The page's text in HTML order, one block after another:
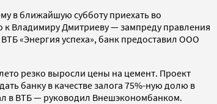
в ближайшую субботу приехать во
к Владимиру Дмитриеву — зампреду правления
«Энергия успеха», банк предоставил ООО
резко выросли цены на цемент. Проект
банку в качестве залога 75%-ную долю в
в ВТБ — руководил Внешэкономбанком.